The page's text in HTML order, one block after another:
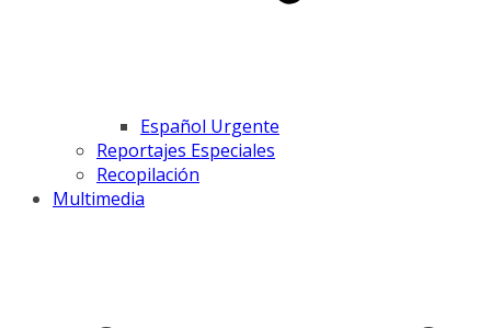
Español Urgente
Reportajes Especiales
Recopilación
Multimedia